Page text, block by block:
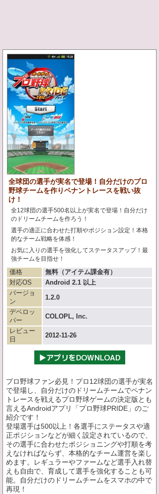
全球団の選手が実名で登場！自分だけのプロ
野球チームを作りペナントレースを戦い抜
け！
全12球団の選手500名以上が実名で登場！自分だけ
のドリームチームを作ろう！
選手の適正に合わせた打順やポジション設定！本格
的なチーム戦略を体感！
お気に入りの選手を強化してステータスアップ！最
強チームを目指せ！
価格
無料（アイテム課金有）
対応OS
Android 2.1 以上
バージョ
ン
1.2.0
デベロッ
パー
COLOPL, Inc.
レビュー
日
2012-11-26
プロ野球ファン必見！プロ12球団の選手が実名
で登場し、自分だけのドリームチームでペナン
トレースを戦えるプロ野球ゲームの決定版とも
言えるAndroidアプリ「プロ野球PRIDE」のご
紹介です！
登場選手は500以上！各選手にステータスや適
正ポジションなどが細く設定されているので、
その選手に合わせたポジショニングや打順を考
えなければならず、本格的なチーム運営を楽し
めます。レギュラーやファームなど選手入れ替
えも自由で、育成して選手を強化することも可
能。自分だけのドリームチームをスマホの中で
再現！